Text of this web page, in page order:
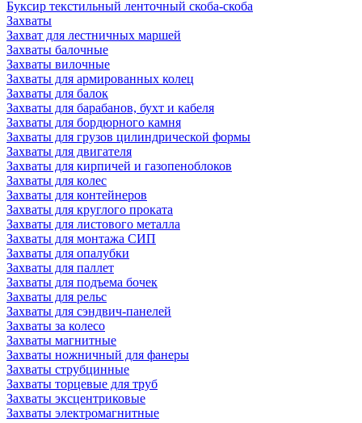
Буксир текстильный ленточный скоба-скоба
Захваты
Захват для лестничных маршей
Захваты балочные
Захваты вилочные
Захваты для армированных колец
Захваты для балок
Захваты для барабанов, бухт и кабеля
Захваты для бордюрного камня
Захваты для грузов цилиндрической формы
Захваты для двигателя
Захваты для кирпичей и газопеноблоков
Захваты для колес
Захваты для контейнеров
Захваты для круглого проката
Захваты для листового металла
Захваты для монтажа СИП
Захваты для опалубки
Захваты для паллет
Захваты для подъема бочек
Захваты для рельс
Захваты для сэндвич-панелей
Захваты за колесо
Захваты магнитные
Захваты ножничный для фанеры
Захваты струбцинные
Захваты торцевые для труб
Захваты эксцентриковые
Захваты электромагнитные